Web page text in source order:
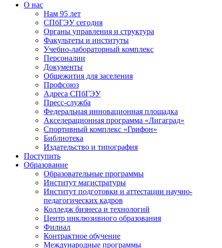
О нас
Нам 95 лет
СПбГЭУ сегодня
Органы управления и структура
Факультеты и институты
Учебно-лабораторный комплекс
Персоналии
Документы
Общежития для заселения
Профсоюз
Адреса СПбГЭУ
Пресс-служба
Федеральная инновационная площадка
Акселерационная программа «Лигаград»­­
Спортивный комплекс «Грифон»
Библиотека
Издательство и типография
Поступить
Образование
Образовательные программы
Институт магистратуры
Институт подготовки и аттестации научно-
педагогических кадров
Колледж бизнеса и технологий
Центр инклюзивного образования
Филиал
Контрактное обучение
Международные программы